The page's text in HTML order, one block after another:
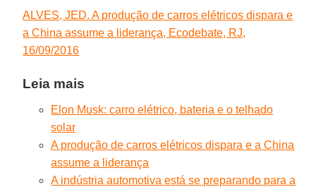
ALVES, JED. A produção de carros elétricos dispara e
a China assume a liderança, Ecodebate, RJ,
16/09/2016
Leia mais
Elon Musk: carro elétrico, bateria e o telhado
solar
A produção de carros elétricos dispara e a China
assume a liderança
A indústria automotiva está se preparando para a